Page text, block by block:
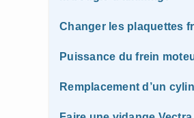
Changer les plaquettes
Puissance du frein
Remplacement d’un